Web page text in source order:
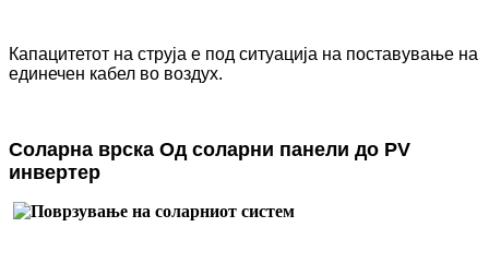
Капацитетот на струја е под ситуација на поставување на
единечен кабел во воздух.
Соларна врска Од соларни панели до PV
инвертер